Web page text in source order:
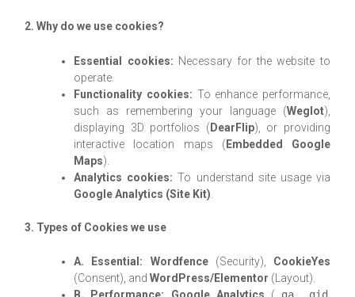
2. Why do we use cookies?
Essential cookies: Necessary for the website to
operate.
Functionality cookies: To enhance performance,
such as remembering your language (Weglot),
displaying 3D portfolios (DearFlip), or providing
interactive location maps (Embedded Google
Maps).
Analytics cookies: To understand site usage via
Google Analytics (Site Kit)
3. Types of Cookies we use
A. Essential: Wordfence(Security), CookieYes
(Consent), andWordPress/Elementor (Layout).